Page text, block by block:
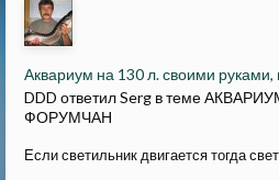
Аквариум на 130 л. своими
DDD ответил Serg в теме
ФОРУМЧАН
Если светильник двигается тогда